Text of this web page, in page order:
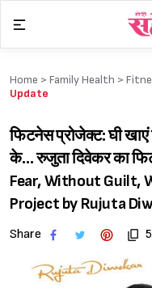
content
Home > Family Health >
Update
फिटनेस प्रोजेक्ट: घी खाएं
के… रुजुता दिवेकर का
Fear, Without Guilt,
Project by Rujuta
Share